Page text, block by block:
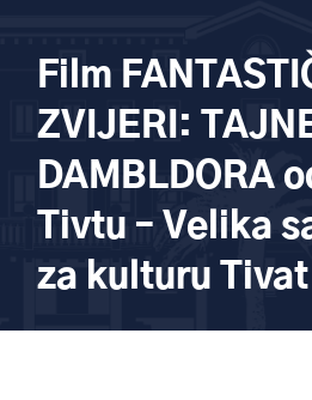
Film
ZVIJERI:
DAMBLDORA
Tivtu – Velika
za kulturu Tivat